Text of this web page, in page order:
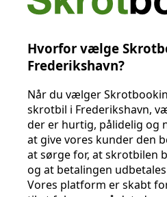
Hvorfor vælge
Frederikshavn?
Når du vælger
skrotbil i Frederikshavn,
der er hurtig, pålidelig og
at give vores kunder den
at sørge for, at skrotbilen
og at betalingen
Vores platform er skabt